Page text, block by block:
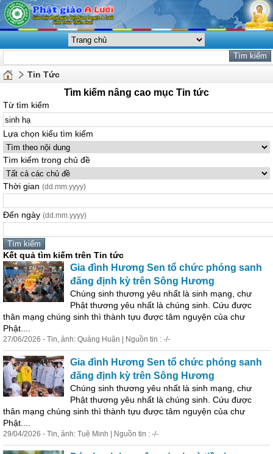
Tin Tức
Tìm kiếm nâng cao mục Tin tức
Từ tìm kiếm
Lựa chọn kiểu tìm kiếm
Tìm kiếm trong chủ đề
Thời gian (dd.mm.yyyy)
Đến ngày (dd.mm.yyyy)
Kết quả tìm kiếm trên Tin tức
Gia đình Hương Sen tổ chức phóng sanh
đăng định kỳ trên Sông Hương
Chúng sinh thương yêu nhất là sinh mạng, chư
Phật thương yêu nhất là chúng sinh . Cứu được
thân mạng chúng sinh thì thành tựu được tâm nguyện của chư
Phật....
27/06/2026 - Tin, ảnh: Quảng Huân | Nguồn tin : -/-
Gia đình Hương Sen tổ chức phóng sanh
đăng định kỳ trên Sông Hương
Chúng sinh thương yêu nhất là sinh mạng, chư
Phật thương yêu nhất là chúng sinh . Cứu được
thân mạng chúng sinh thì thành tựu được tâm nguyện của chư
Phật....
29/04/2026 - Tin, ảnh: Tuệ Minh | Nguồn tin : -/-